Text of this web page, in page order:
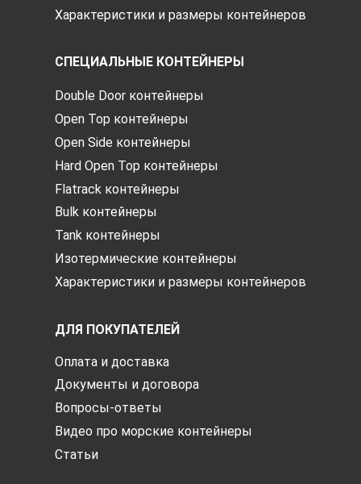
Характеристики и размеры контейнеров
СПЕЦИАЛЬНЫЕ КОНТЕЙНЕРЫ
Double Door контейнеры
Open Top контейнеры
Open Side контейнеры
Hard Open Top контейнеры
Flatrack контейнеры
Bulk контейнеры
Tank контейнеры
Изотермические контейнеры
Характеристики и размеры контейнеров
ДЛЯ ПОКУПАТЕЛЕЙ
Оплата и доставка
Документы и договора
Вопросы-ответы
Видео про морские контейнеры
Статьи